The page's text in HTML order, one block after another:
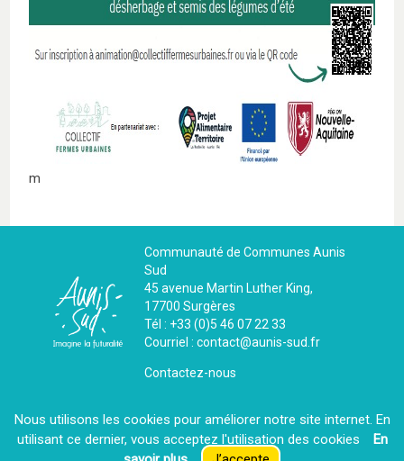
m
Communauté de Communes Aunis
Sud
45 avenue Martin Luther King,
17700 Surgères
Tél : +33 (0)5 46 07 22 33
Courriel : contact@aunis-sud.fr
Contactez-nous
La CdC recrute
Nous utilisons les cookies pour améliorer notre site internet. En
utilisant ce dernier, vous acceptez l′utilisation des cookies
En